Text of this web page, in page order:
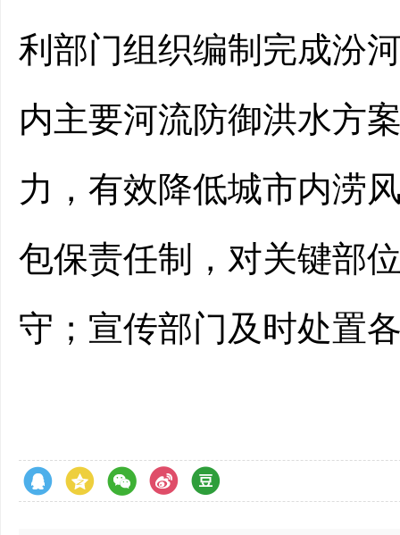
利部门组织编制完成汾
内主要河流防御洪水方
力，有效降低城市内涝
包保责任制，对关键部
守；宣传部门及时处置